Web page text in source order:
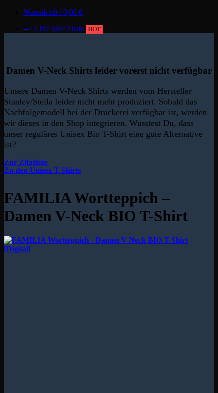
Warenkorb /0,00 €
--> Liste aller Zitate HOT
Damen V-Neck Shirts leider vorerst nicht verfügbar
Unsere Damen V-Neck Shirts werden vom Hersteller
Stanley/Stella leider nicht mehr produziert. Sobald das
Nachfolgemodell bei der Druckerei verfügbar ist, werden
wir dieses in den Shop integrieren. Wusstest Du, dass
unser reguläres Unisex Bio T-Shirt eine gute Alternative
ist?
Zur Zitatliste
Zu den Unisex T-Shirts
FAMILIA Wortteppich –
Damen V-Neck BIO T-Shirt